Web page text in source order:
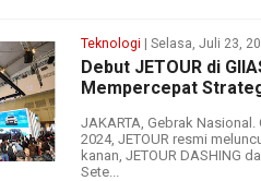
Teknologi | Selasa, Juli 23,
Debut JETOUR di
Mempercepat
JAKARTA, Gebrak
2024, JETOUR resmi
kanan, JETOUR DASHING
Sete...